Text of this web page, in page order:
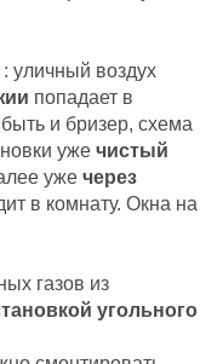
уличный воздух
попадает в
и бризер, схема
уже чистый
уже через
в комнату. Окна на
газов из
угольного